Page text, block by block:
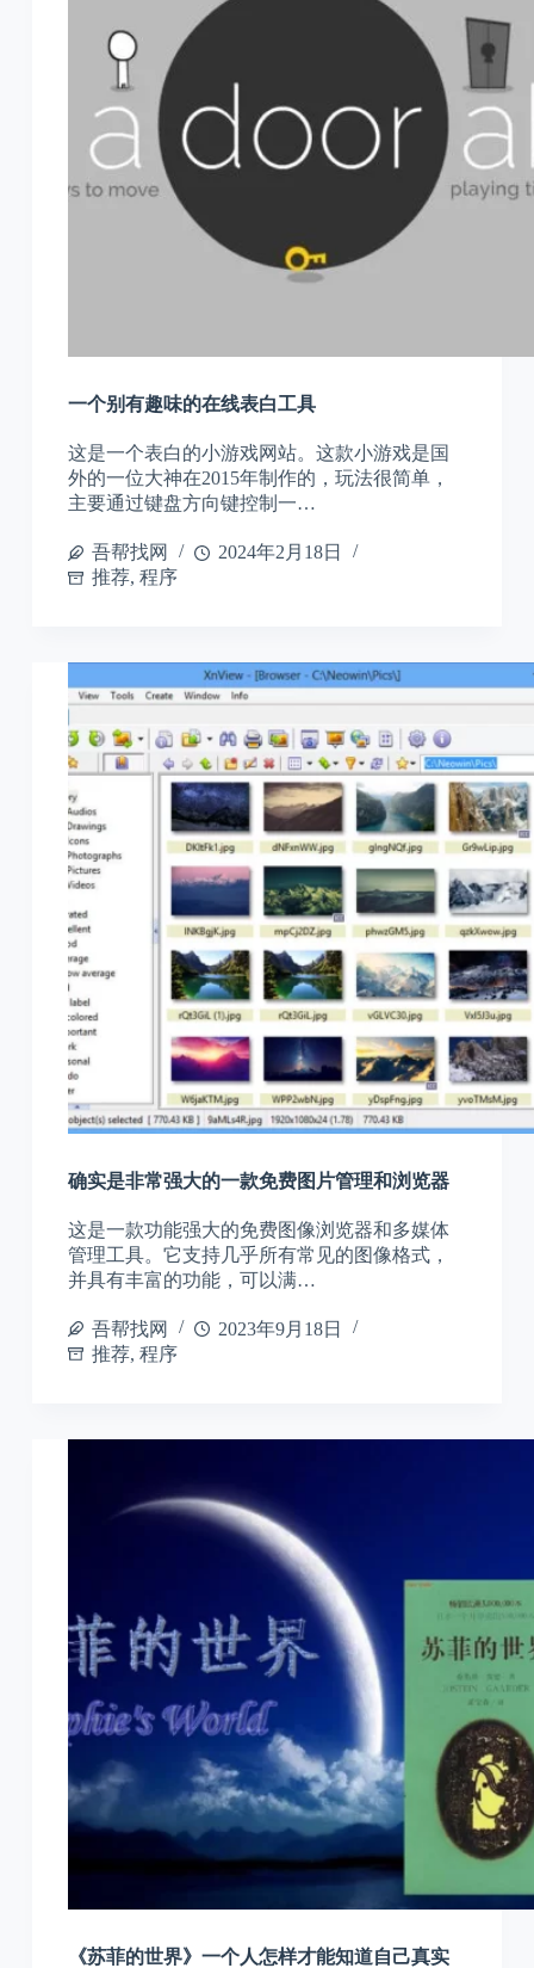
一个别有趣味的在线表白工具
这是一个表白的小游戏网站。这款小游戏是国
外的一位大神在2015年制作的，玩法很简单，
主要通过键盘方向键控制一…
吾帮找网
2024年2月18日
推荐, 程序
确实是非常强大的一款免费图片管理和浏览器
这是一款功能强大的免费图像浏览器和多媒体
管理工具。它支持几乎所有常见的图像格式，
并具有丰富的功能，可以满…
吾帮找网
2023年9月18日
推荐, 程序
《苏菲的世界》一个人怎样才能知道自己真实